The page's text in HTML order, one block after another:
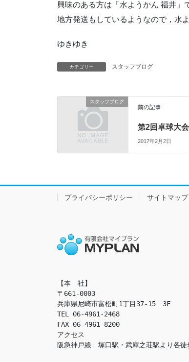
興味のある方は「水ようかん 福井」
地方発送もしているようなので，水
ゆきゆき
カテゴリー スタッフブログ
スタッフブログ
前の記事
第2回卓球大
2017年2月2日
プライバシーポリシー サイトマップ
【本　社】
〒661-0003
兵庫県尼崎市富松町1丁目37-15　3F
TEL 06-4961-2468
FAX 06-4961-8200
アクセス
阪急神戸線　塚口駅・武庫之荘駅より各徒